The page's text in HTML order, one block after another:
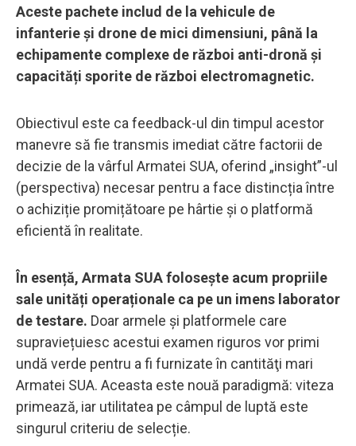
Aceste pachete includ de la vehicule de
infanterie și drone de mici dimensiuni, până la
echipamente complexe de război anti-dronă și
capacități sporite de război electromagnetic.
Obiectivul este ca feedback-ul din timpul acestor
manevre să fie transmis imediat către factorii de
decizie de la vârful Armatei SUA, oferind „insight”-ul
(perspectiva) necesar pentru a face distincția între
o achiziție promițătoare pe hârtie și o platformă
eficientă în realitate.
În esență, Armata SUA folosește acum propriile
sale unități operaționale ca pe un imens laborator
de testare. Doar armele și platformele care
supraviețuiesc acestui examen riguros vor primi
undă verde pentru a fi furnizate în cantităţi mari
Armatei SUA. Aceasta este nouă paradigmă: viteza
primează, iar utilitatea pe câmpul de luptă este
singurul criteriu de selecție.